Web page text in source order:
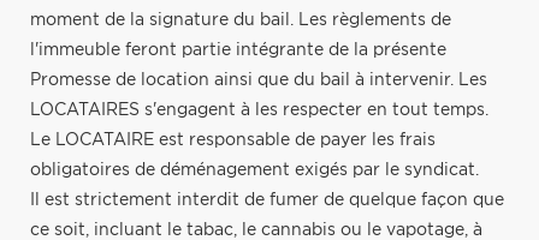
moment de la signature du bail. Les règlements de
l'immeuble feront partie intégrante de la présente
Promesse de location ainsi que du bail à intervenir. Les
LOCATAIRES s'engagent à les respecter en tout temps.
Le LOCATAIRE est responsable de payer les frais
obligatoires de déménagement exigés par le syndicat.
Il est strictement interdit de fumer de quelque façon que
ce soit, incluant le tabac, le cannabis ou le vapotage, à